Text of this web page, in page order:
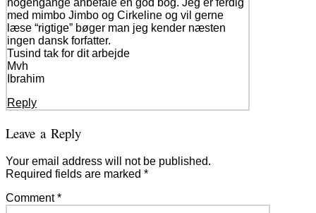
nogengange anbefale en god bog. Jeg er ferdig
med mimbo Jimbo og Cirkeline og vil gerne
læse “rigtige” bøger man jeg kender næsten
ingen dansk forfatter.
Tusind tak for dit arbejde
Mvh
Ibrahim
Reply
Leave a Reply
Your email address will not be published.
Required fields are marked *
Comment*